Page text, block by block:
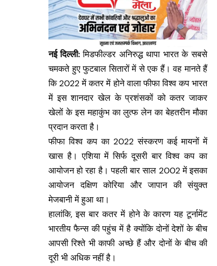
नई दिल्ली:मिडफील्डर अनिरुद्ध थापा भारत के सबसे
चमकते हुए फुटबाल सितारों में से एक हैं। वह मानते हैं
कि 2022 में कतर में होने वाला फीफा विश्व कप भारत
में इस शानदार खेल के प्रशंसकों को कतर जाकर
खेलों के इस महाकुंभ का लुत्फ लेन का बेहतरीन मौका
प्रदान करता है।
फीफा विश्व कप का 2022 संस्करण कई मायनों में
खास है। एशिया में सिर्फ दूसरी बार विश्व कप का
आयोजन हो रहा है। पहली बार साल 2002 में इसका
आयोजन दक्षिण कोरिया और जापान की संयुक्त
मेजबानी में हुआ था।
हालांकि, इस बार कतर में होने के कारण यह टूर्नामेंट
भारतीय फैन्स की पहुंच में है क्योंकि दोनों देशों के बीच
आपसी रिश्ते भी काफी अच्छे हैं और दोनों के बीच की
दूरी भी अधिक नहीं है।